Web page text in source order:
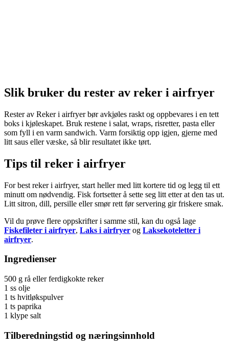
Slik bruker du rester av reker i airfryer
Rester av Reker i airfryer bør avkjøles raskt og oppbevares i en tett
boks i kjøleskapet. Bruk restene i salat, wraps, risretter, pasta eller
som fyll i en varm sandwich. Varm forsiktig opp igjen, gjerne med
litt saus eller væske, så blir resultatet ikke tørt.
Tips til reker i airfryer
For best reker i airfryer, start heller med litt kortere tid og legg til ett
minutt om nødvendig. Fisk fortsetter å sette seg litt etter at den tas ut.
Litt sitron, dill, persille eller smør rett før servering gir friskere smak.
Vil du prøve flere oppskrifter i samme stil, kan du også lage
Fiskefileter i airfryer, Laks i airfryer og Laksekoteletter i
airfryer.
Ingredienser
500 g rå eller ferdigkokte reker
1 ss olje
1 ts hvitløkspulver
1 ts paprika
1 klype salt
Tilberedningstid og næringsinnhold